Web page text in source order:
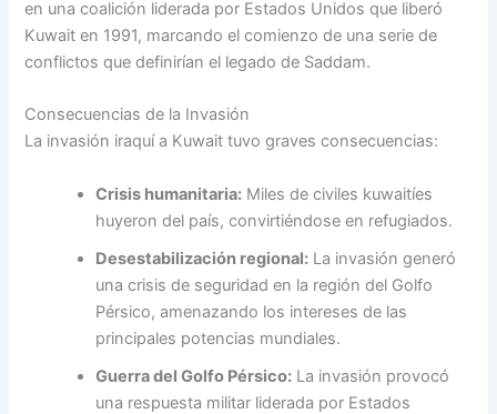
en una coalición liderada por Estados Unidos que liberó
Kuwait en 1991, marcando el comienzo de una serie de
conflictos que definirían el legado de Saddam.
Consecuencias de la Invasión
La invasión iraquí a Kuwait tuvo graves consecuencias:
Crisis humanitaria: Miles de civiles kuwaitíes
huyeron del país, convirtiéndose en refugiados.
Desestabilización regional: La invasión generó
una crisis de seguridad en la región del Golfo
Pérsico, amenazando los intereses de las
principales potencias mundiales.
Guerra del Golfo Pérsico: La invasión provocó
una respuesta militar liderada por Estados